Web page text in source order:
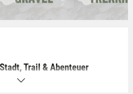
Trail & Abenteuer
Fahrräder für jedes Terrain und